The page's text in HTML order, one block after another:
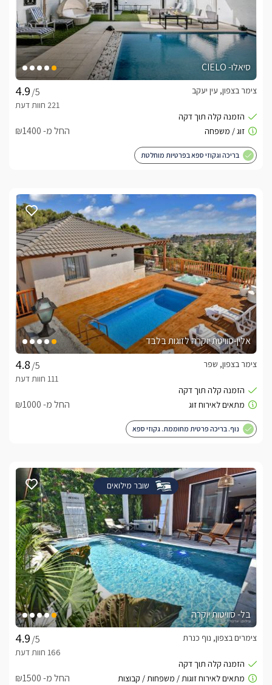
סיאלו- CIELO
/5
צימר בצפון, עין יעקב
החל מ- ₪1400
בריכה וגקוזי ספא בפרטיות מוחלטת
אלין-סוויטת יוקרה לזוגות בלבד
/5
צימר בצפון, שפר
החל מ- ₪1000
נוף. בריכה פרטית מחוממת. גקוזי ספא
שובר מילואים
בל- סוויטות יוקרה
/5
צימרים בצפון, נוף כנרת
החל מ- ₪1500